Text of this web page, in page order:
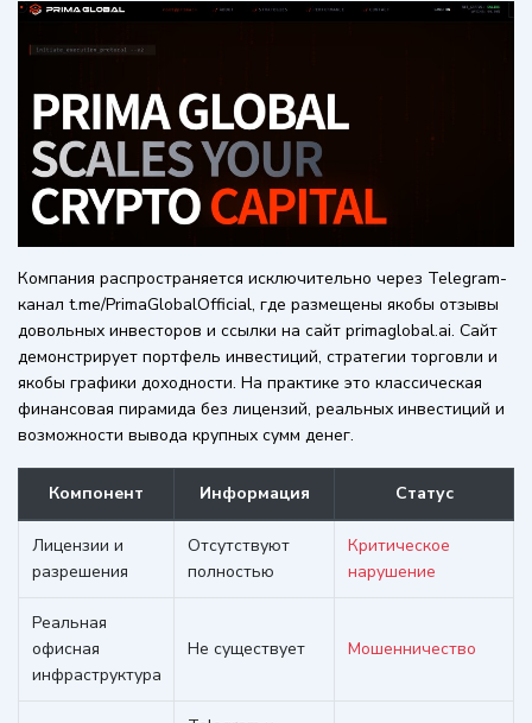
Компания распространяется исключительно через Telegram-
канал t.me/PrimaGlobalOfficial, где размещены якобы отзывы
довольных инвесторов и ссылки на сайт primaglobal.ai. Сайт
демонстрирует портфель инвестиций, стратегии торговли и
якобы графики доходности. На практике это классическая
финансовая пирамида без лицензий, реальных инвестиций и
возможности вывода крупных сумм денег.
Компонент Информация Статус
Лицензии и
разрешения
Отсутствуют
полностью
Критическое
нарушение
Реальная
офисная
инфраструктура
Не существует Мошенничество